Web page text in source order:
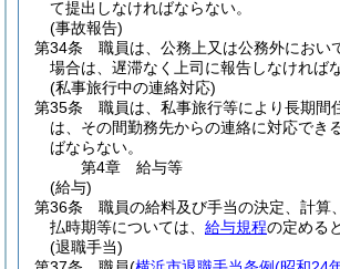
て提出しなければならない。
(事故報告)
第34条
職員は、公務上又は公務外におい
場合は、遅滞なく上司に報告しなければ
(私事旅行中の連絡対応)
第35条
職員は、私事旅行等により長期間
は、その間勤務先からの連絡に対応でき
ばならない。
第4章
給与等
(給与)
第36条
職員の給料及び手当の決定、計算
払時期等については、 給与規程の定める
(退職手当)